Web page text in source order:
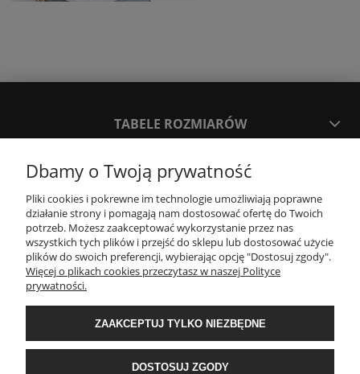
TABELE ROZMIARÓW
SPOSOBY PŁATNOŚCI ORAZ CZAS I KOSZTY DOSTAWY
KONTAKT
WYMIANA / ZWROTY / REKLAMACJE
REGULAMINY
Dbamy o Twoją prywatność
Pliki cookies i pokrewne im technologie umożliwiają poprawne
działanie strony i pomagają nam dostosować ofertę do Twoich
potrzeb. Możesz zaakceptować wykorzystanie przez nas
wszystkich tych plików i przejść do sklepu lub dostosować użycie
plików do swoich preferencji, wybierając opcję "Dostosuj zgody".
Więcej o plikach cookies przeczytasz w naszej Polityce
prywatności.
ZAAKCEPTUJ TYLKO NIEZBĘDNE
DOSTOSUJ ZGODY